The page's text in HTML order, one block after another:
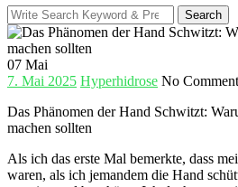
Search
for:
Search
07 Mai
7. Mai 2025 Hyperhidrose No
Das Phänomen der Hand Schwitzt:
machen sollten
Als ich⁣ das erste Mal bemerkte, dass
waren, als ich jemandem die‌ Hand